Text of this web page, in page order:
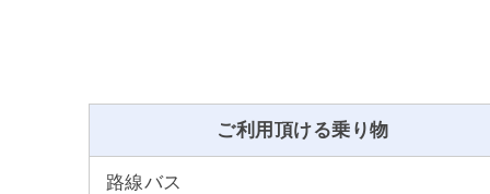
ご利用頂ける乗り物
路線バス